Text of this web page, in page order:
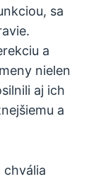
sa
a
nielen
aj ich
a
chvália